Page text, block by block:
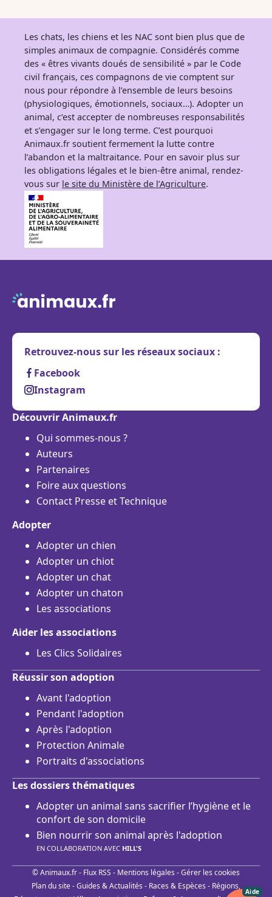
Les chats, les chiens et les NAC sont bien plus que de
simples animaux de compagnie. Considérés comme
des « êtres vivants doués de sensibilité » par le Code
civil français, ces compagnons de vie comptent sur
nous pour répondre à l’ensemble de leurs besoins
(physiologiques, émotionnels, sociaux…). Adopter un
animal, c’est accepter de nombreuses responsabilités
et s’engager sur le long terme. C’est pourquoi
Animaux.fr soutient fermement la lutte contre
l’abandon et la maltraitance. Pour en savoir plus sur
les obligations légales et le bien-être animal, rendez-
vous sur le site du Ministère de l’Agriculture.
Retrouvez-nous sur les réseaux sociaux :
Facebook
Instagram
Découvrir Animaux.fr
Qui sommes-nous ?
Auteurs
Partenaires
Foire aux questions
Contact Presse et Technique
Adopter
Adopter un chien
Adopter un chiot
Adopter un chat
Adopter un chaton
Les associations
Aider les associations
Les Clics Solidaires
Réussir son adoption
Avant l'adoption
Pendant l'adoption
Après l'adoption
Protection Animale
Portraits d'associations
Les dossiers thématiques
Adopter un animal sans sacrifier l’hygiène et le
confort de son domicile
Bien nourrir son animal après l'adoption
EN COLLABORATION AVEC HILL'S
© Animaux.fr - Flux RSS - Mentions légales -Gérer les cookies
Plan du site-Guides & Actualités - Races & Espèces - Régions,
Aide